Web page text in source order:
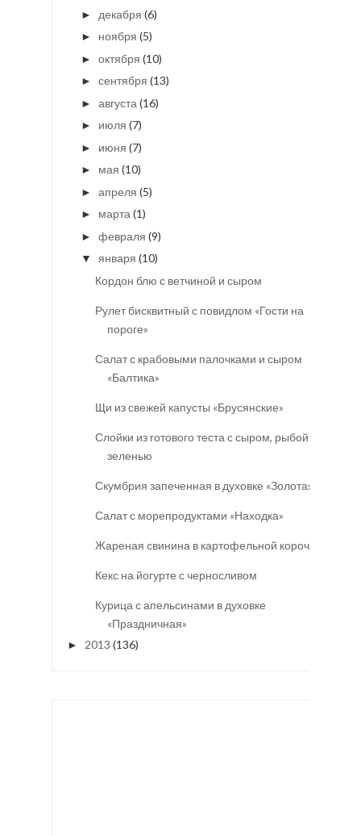
► декабря (6)
► ноября (5)
► октября (10)
► сентября (13)
► августа (16)
► июля (7)
► июня (7)
► мая (10)
► апреля (5)
► марта (1)
► февраля (9)
▼ января (10)
Кордон блю с ветчиной и сыром
Рулет бисквитный с повидлом «Гости на
пороге»
Салат с крабовыми палочками и сыром
«Балтика»
Щи из свежей капусты «Брусянские»
Слойки из готового теста с сыром, рыбой и
зеленью
Скумбрия запеченная в духовке «Золотая»
Салат с морепродуктами «Находка»
Жареная свинина в картофельной корочке
Кекс на йогурте с черносливом
Курица с апельсинами в духовке
«Праздничная»
► 2013 (136)